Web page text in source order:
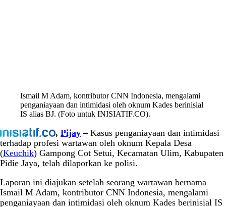
Ismail M Adam, kontributor CNN Indonesia, mengalami
penganiayaan dan intimidasi oleh oknum Kades berinisial
IS alias BJ. (Foto untuk INISIATIF.CO).
, Pijay–Kasus penganiayaan dan intimidasi
terhadap profesi wartawan oleh oknum Kepala Desa
(Keuchik) Gampong Cot Setui, Kecamatan Ulim, Kabupaten
Pidie Jaya, telah dilaporkan ke polisi.
Laporan ini diajukan setelah seorang wartawan bernama
Ismail M Adam, kontributor CNN Indonesia, mengalami
penganiayaan dan intimidasi oleh oknum Kades berinisial IS